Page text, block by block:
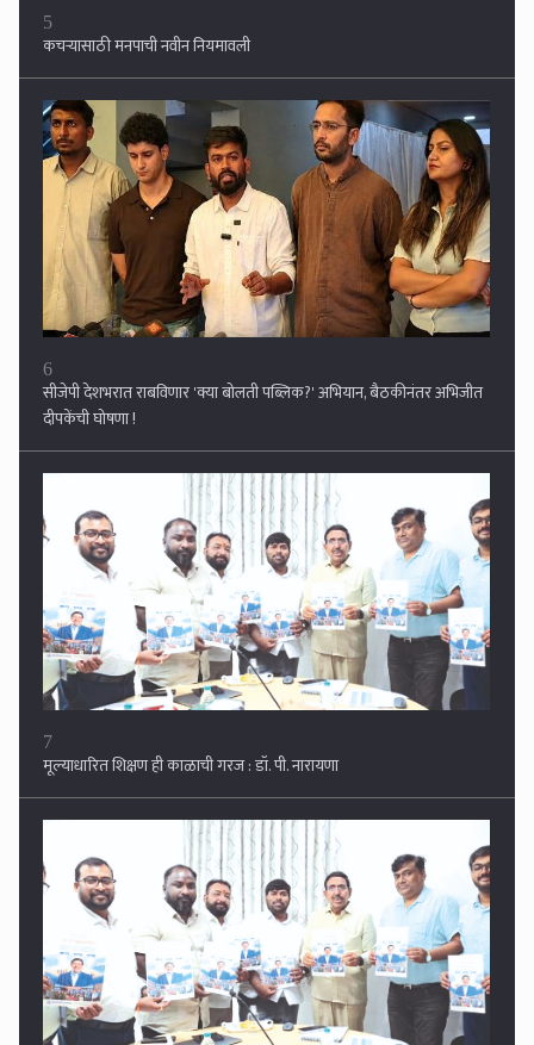
सीजेपी देशभरात राबविणार 'क्या बोलती पब्लिक?' अभियान, बैठकीनंतर अभिजीत
दीपकेंची घोषणा !
मूल्याधारित शिक्षण ही काळाची गरज : डॉ. पी. नारायणा
भिशीच्या नावाने २३ लाखांचा गंडा